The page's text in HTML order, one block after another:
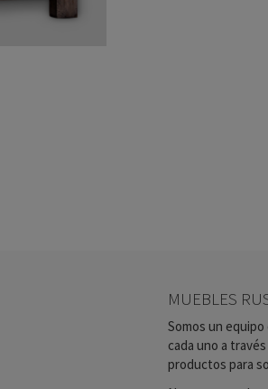
MUEBLES
Somos un
cada uno a
productos para